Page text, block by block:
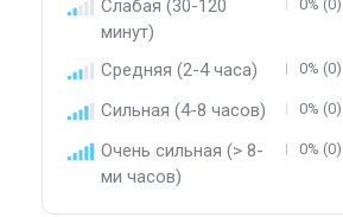
Слабая (30-120
минут)
0% (0)
Средняя (2-4 часа) 0% (0)
Сильная (4-8 часов) 0% (0)
Очень сильная (> 8-
ми часов)
0% (0)